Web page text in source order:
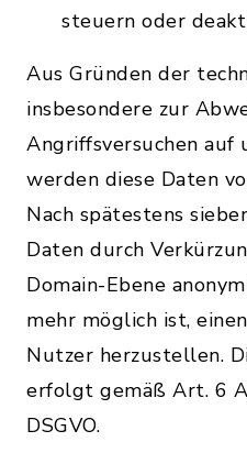
steuern oder
Aus Gründen der
insbesondere zur
Angriffsversuchen auf
werden diese Daten
Nach spätestens
Daten durch
Domain-Ebene
mehr möglich ist,
Nutzer herzustellen.
erfolgt gemäß Art. 6
DSGVO.